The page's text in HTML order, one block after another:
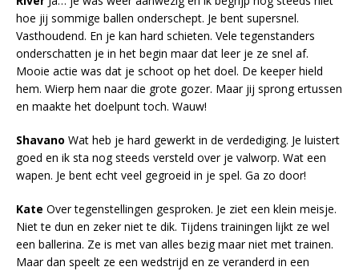
hoe jij sommige ballen onderschept. Je bent supersnel.
Vasthoudend. En je kan hard schieten. Vele tegenstanders
onderschatten je in het begin maar dat leer je ze snel af.
Mooie actie was dat je schoot op het doel. De keeper hield
hem. Wierp hem naar die grote gozer. Maar jij sprong ertussen
en maakte het doelpunt toch. Wauw!
Shavano Wat heb je hard gewerkt in de verdediging. Je luistert
goed en ik sta nog steeds versteld over je valworp. Wat een
wapen. Je bent echt veel gegroeid in je spel. Ga zo door!
Kate Over tegenstellingen gesproken. Je ziet een klein meisje.
Niet te dun en zeker niet te dik. Tijdens trainingen lijkt ze wel
een ballerina. Ze is met van alles bezig maar niet met trainen.
Maar dan speelt ze een wedstrijd en ze veranderd in een